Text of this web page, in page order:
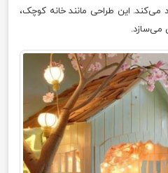
می‌کند. این طراحی مانند خانه کوچک،
می‌سازد.